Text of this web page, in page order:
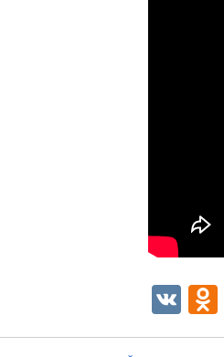
VK